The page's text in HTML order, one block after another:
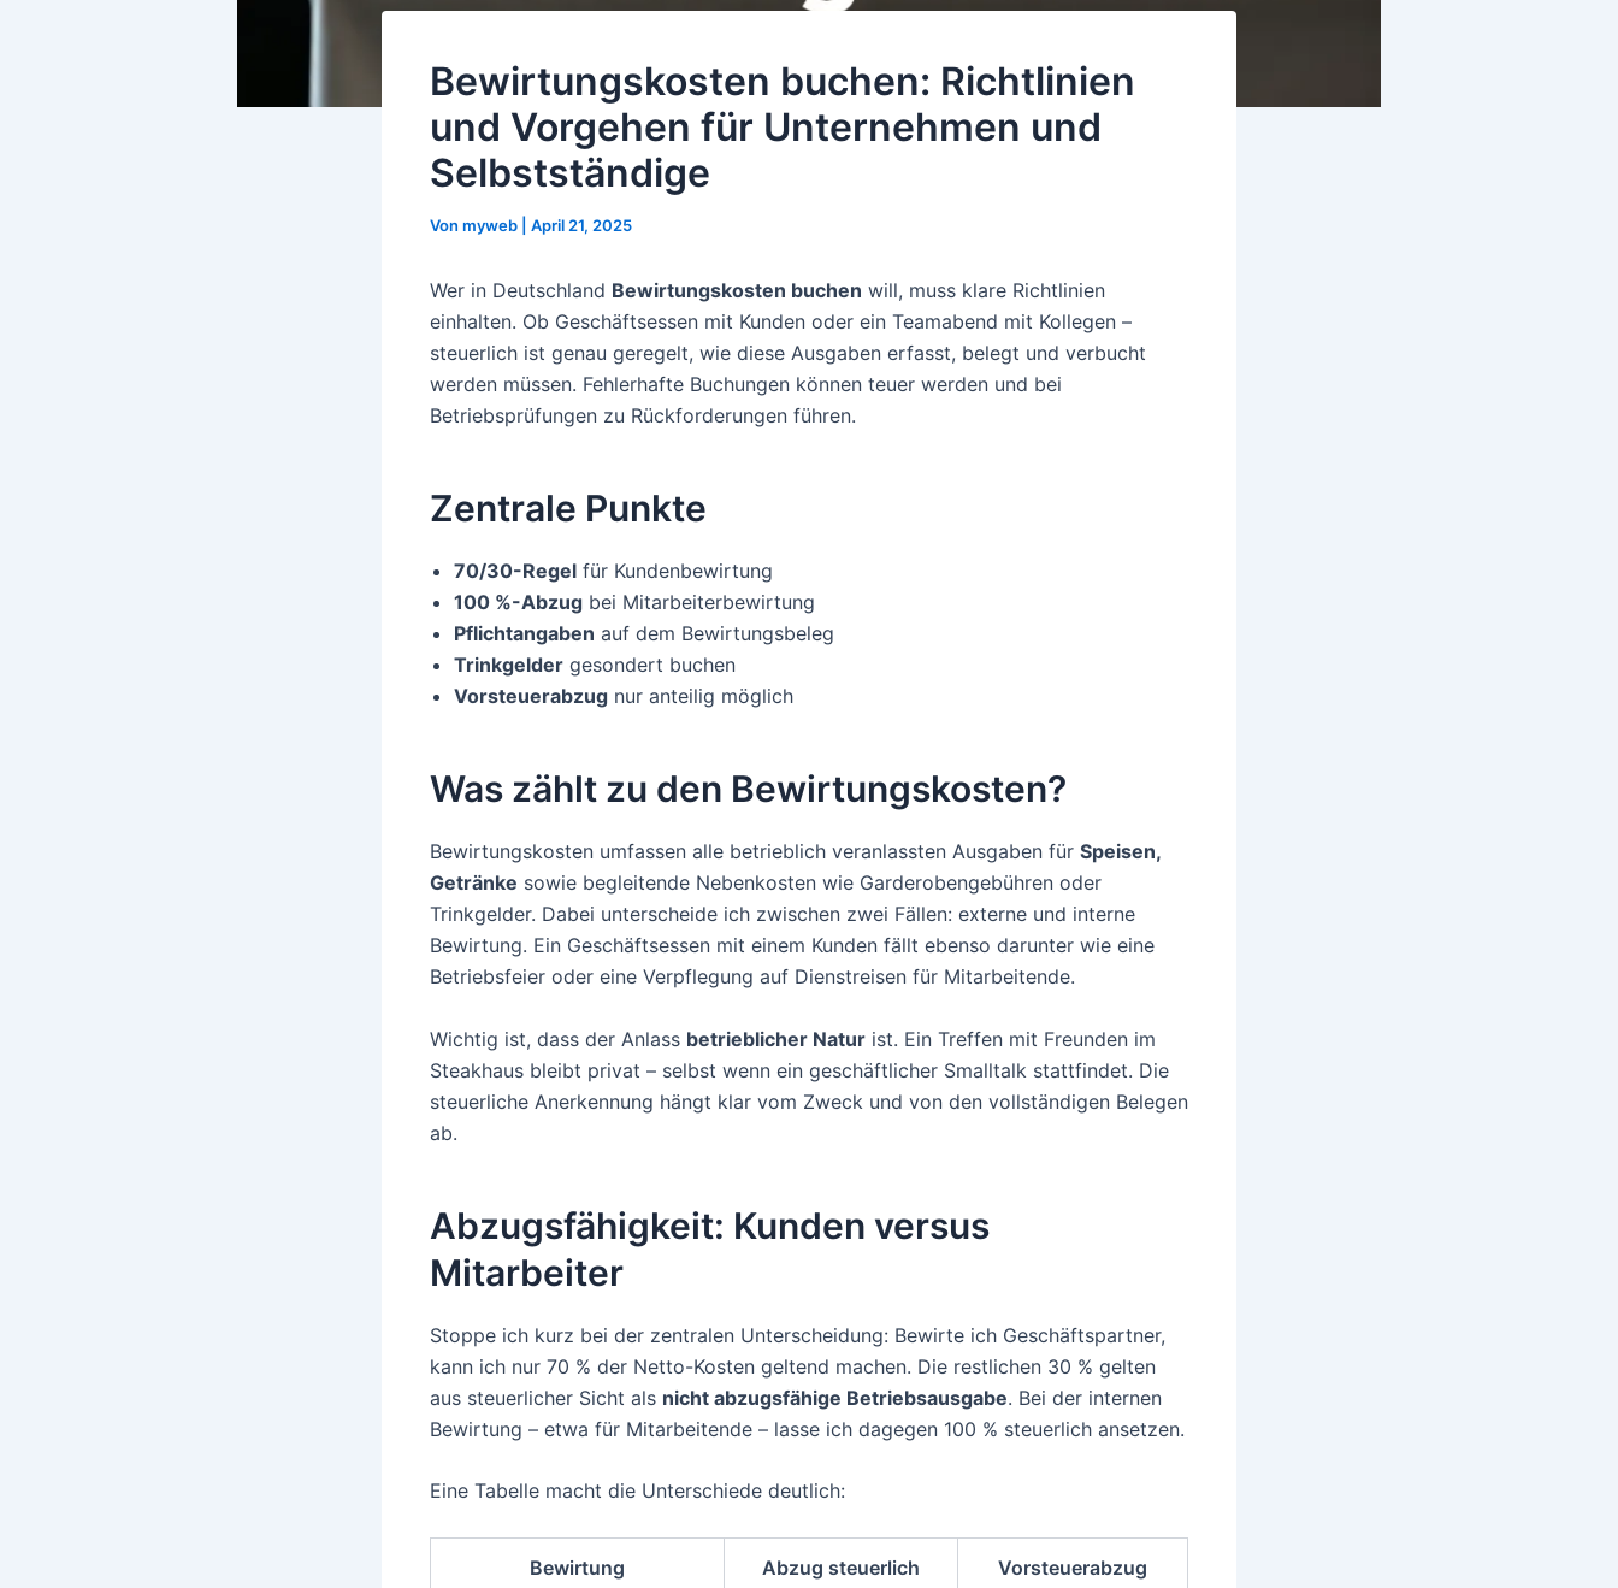
Bewirtungskosten buchen: Richtlinien
und Vorgehen für Unternehmen und
Selbstständige
Von myweb April 21, 2025
Wer in Deutschland Bewirtungskosten buchen will, muss klare Richtlinien
einhalten. Ob Geschäftsessen mit Kunden oder ein Teamabend mit Kollegen –
steuerlich ist genau geregelt, wie diese Ausgaben erfasst, belegt und verbucht
werden müssen. Fehlerhafte Buchungen können teuer werden und bei
Betriebsprüfungen zu Rückforderungen führen.
Zentrale Punkte
70/30-Regel für Kundenbewirtung
100 %-Abzug bei Mitarbeiterbewirtung
Pflichtangaben auf dem Bewirtungsbeleg
Trinkgelder gesondert buchen
Vorsteuerabzug nur anteilig möglich
Was zählt zu den Bewirtungskosten?
Bewirtungskosten umfassen alle betrieblich veranlassten Ausgaben für Speisen,
Getränke sowie begleitende Nebenkosten wie Garderobengebühren oder
Trinkgelder. Dabei unterscheide ich zwischen zwei Fällen: externe und interne
Bewirtung. Ein Geschäftsessen mit einem Kunden fällt ebenso darunter wie eine
Betriebsfeier oder eine Verpflegung auf Dienstreisen für Mitarbeitende.
Wichtig ist, dass der Anlass betrieblicher Natur ist. Ein Treffen mit Freunden im
Steakhaus bleibt privat – selbst wenn ein geschäftlicher Smalltalk stattfindet. Die
steuerliche Anerkennung hängt klar vom Zweck und von den vollständigen Belegen
ab.
Abzugsfähigkeit: Kunden versus
Mitarbeiter
Stoppe ich kurz bei der zentralen Unterscheidung: Bewirte ich Geschäftspartner,
kann ich nur 70 % der Netto-Kosten geltend machen. Die restlichen 30 % gelten
aus steuerlicher Sicht als nicht abzugsfähige Betriebsausgabe. Bei der internen
Bewirtung – etwa für Mitarbeitende – lasse ich dagegen 100 % steuerlich ansetzen.
Eine Tabelle macht die Unterschiede deutlich:
Bewirtung Abzug steuerlich Vorsteuerabzug